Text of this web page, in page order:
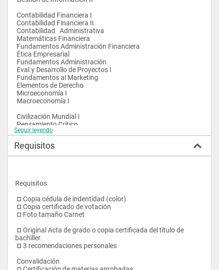
Contabilidad Financiera I
Contabilidad Financiera II
Contabilidad   Administrativa
Matemáticas Financiera
Fundamentos Administración Financiera
Ética Empresarial
Fundamentos Administración
Eval.y Desarrollo de Proyectos I
Fundamentos al Marketing
Elementos de Derecho
Microeconomía I
Macroeconomía I
Civilización Mundial I
Pensamiento Crítico
Civilización Mundial II
Historia Del Arte
Metodología de la Investigación
Técnicas de Negociación
Lenguaje y Comunicación I
Lenguaje y Comunicación II
Derecho Internacional
Administración de Recursos Humanos
Análisis del Entorno Económico Político
Sistemas de reclutamiento y selección
Administ. de sueldos, salarios e incentivo
Capacitación y desarrollo del RRHH
Desarrollo de carrera
Seguir leyendo
Requisitos
Requisitos
¤ Copia cédula de indentidad (color)
¤ Copia certificado de votación
¤ Foto tamaño Carnet
bachiller.
¤ 3 recomendaciones personales
Convalidación